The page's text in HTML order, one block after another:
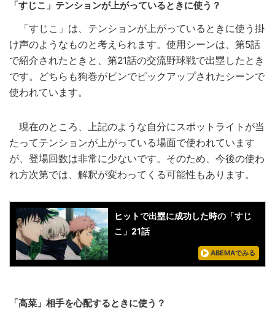
「すじこ」テンションが上がっているときに使う？
「すじこ」は、テンションが上がっているときに使う掛
け声のようなものと考えられます。使用シーンは、第5話
で紹介されたときと、第21話の交流野球戦で出塁したとき
です。どちらも狗巻がピンでピックアップされたシーンで
使われています。
現在のところ、上記のような自分にスポットライトが当
たってテンションが上がっている場面で使われています
が、登場回数は非常に少ないです。そのため、今後の使わ
れ方次第では、解釈が変わってくる可能性もあります。
ヒットで出塁に成功した時の「すじ
こ」21話
ABEMAでみる
「高菜」相手を心配するときに使う？